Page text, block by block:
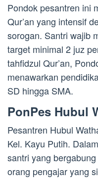
Pondok pesantren ini
Qur’an yang intensif
sorogan. Santri wajib
target minimal 2 juz
tahfidzul Qur’an,
menawarkan
SD hingga SMA.
PonPes Hubul
Pesantren Hubul
Kel. Kayu Putih.
santri yang
orang pengajar yang